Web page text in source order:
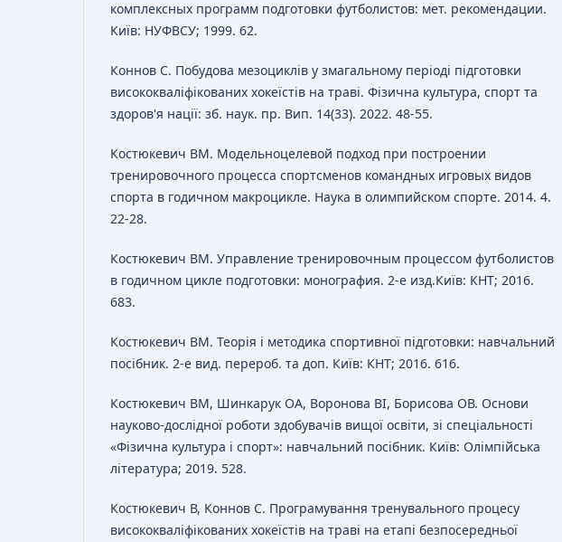
комплексных программ подготовки футболистов: мет. рекомендации.
Київ: НУФВСУ; 1999. 62.
Коннов С. Побудова мезоциклів у змагальному періоді підготовки
висококваліфікованих хокеїстів на траві. Фізична культура, спорт та
здоров'я нації: зб. наук. пр. Вип. 14(33). 2022. 48-55.
Костюкевич ВМ. Модельноцелевой подход при построении
тренировочного процесса спортсменов командных игровых видов
спорта в годичном макроцикле. Наука в олимпийском спорте. 2014. 4.
22-28.
Костюкевич ВМ. Управление тренировочным процессом футболистов
в годичном цикле подготовки: монография. 2-е изд.Київ: КНТ; 2016.
683.
Костюкевич ВМ. Теорія і методика спортивної підготовки: навчальний
посібник. 2-е вид. перероб. та доп. Київ: КНТ; 2016. 616.
Костюкевич ВМ, Шинкарук ОА, Воронова ВІ, Борисова ОВ. Основи
науково-дослідної роботи здобувачів вищої освіти, зі спеціальності
«Фізична культура і спорт»: навчальний посібник. Київ: Олімпійська
література; 2019. 528.
Костюкевич В, Коннов С. Програмування тренувального процесу
висококваліфікованих хокеїстів на траві на етапі безпосередньої